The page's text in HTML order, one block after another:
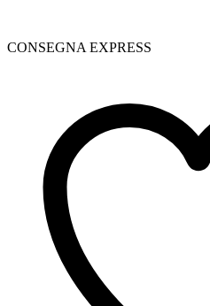
CONSEGNA EXPRESS